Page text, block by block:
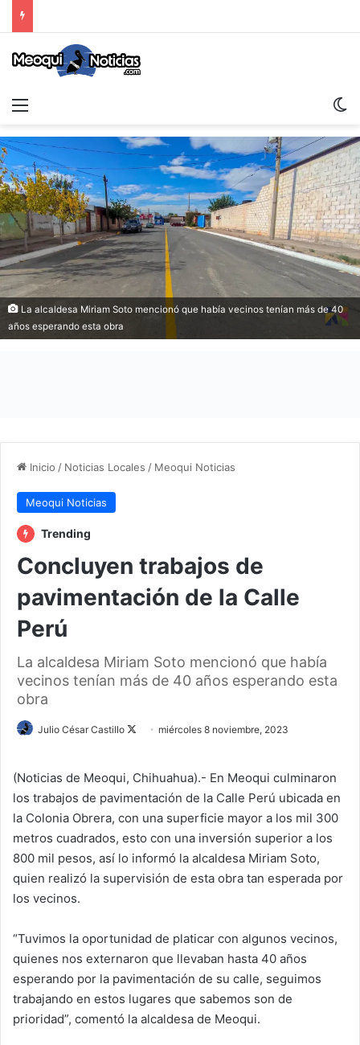
La alcaldesa Miriam Soto mencionó que había vecinos tenían más de 40
años esperando esta obra
Inicio / Noticias Locales / Meoqui Noticias
Meoqui Noticias
Trending
Concluyen trabajos de
pavimentación de la Calle
Perú
La alcaldesa Miriam Soto mencionó que había
vecinos tenían más de 40 años esperando esta
obra
Julio César Castillo
o
w
o
n
X
miércoles 8 noviembre, 2023
(Noticias de Meoqui, Chihuahua).- En Meoqui culminaron
los trabajos de pavimentación de la Calle Perú ubicada en
la Colonia Obrera, con una superficie mayor a los mil 300
metros cuadrados, esto con una inversión superior a los
800 mil pesos, así lo informó la alcaldesa Miriam Soto,
quien realizó la supervisión de esta obra tan esperada por
los vecinos.
“Tuvimos la oportunidad de platicar con algunos vecinos,
quienes nos externaron que llevaban hasta 40 años
esperando por la pavimentación de su calle, seguimos
trabajando en estos lugares que sabemos son de
prioridad”, comentó la alcaldesa de Meoqui.